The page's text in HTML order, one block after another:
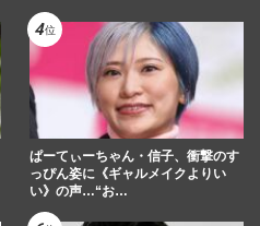
ぱーてぃーちゃん・信子、衝撃のす
っぴん姿に《ギャルメイクよりい
い》の声…“お…